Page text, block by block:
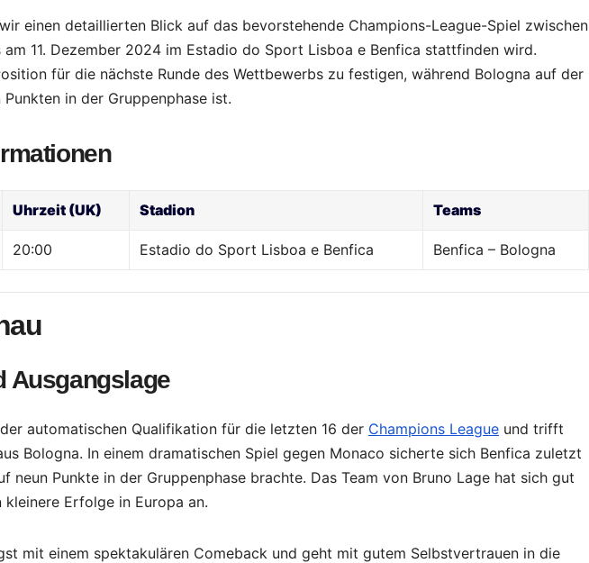
einen detaillierten Blick auf das bevorstehende Champions-League-Spiel zwischen
am 11. Dezember 2024 im Estadio do Sport Lisboa e Benfica stattfinden wird.
für die nächste Runde des Wettbewerbs zu festigen, während Bologna auf der
in der Gruppenphase ist.
Uhrzeit (UK) Stadion Teams
20:00 Estadio do Sport Lisboa e Benfica Benfica – Bologna
Ausgangslage
automatischen Qualifikation für die letzten 16 der Champions League und trifft
Bologna. In einem dramatischen Spiel gegen Monaco sicherte sich Benfica zuletzt
neun Punkte in der Gruppenphase brachte. Das Team von Bruno Lage hat sich gut
Erfolge in Europa an.
mit einem spektakulären Comeback und geht mit gutem Selbstvertrauen in die